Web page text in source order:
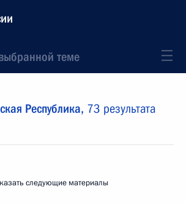
теме
Республика, 73 результата
следующие материалы